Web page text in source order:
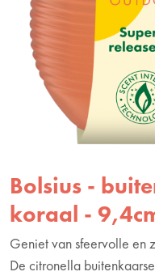
Bolsius -
koraal -
Geniet van sfeervolle en
De citronella